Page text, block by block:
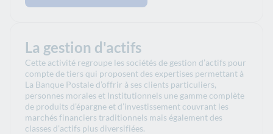
La gestion d'actifs
Cette activité regroupe les sociétés de gestion d’actifs pour
compte de tiers qui proposent des expertises permettant à
La Banque Postale d’offrir à ses clients particuliers,
personnes morales et Institutionnels une gamme complète
de produits d’épargne et d’investissement couvrant les
marchés financiers traditionnels mais également des
classes d’actifs plus diversifiées.